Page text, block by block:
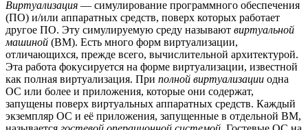
Виртуализация — симулирование программного обеспечения
(ПО) и/или аппаратных средств, поверх которых работает
другое ПО. Эту симулируемую среду называют виртуальной
машиной (ВМ). Есть много форм виртуализации,
отличающихся, прежде всего, вычислительной архитектурой.
Эта работа фокусируется на форме виртуализации, известной
как полная виртуализация. При полной виртуализации одна
ОС или более и приложения, которые они содержат,
запущены поверх виртуальных аппаратных средств. Каждый
экземпляр ОС и её приложения, запущенные в отдельной ВМ,